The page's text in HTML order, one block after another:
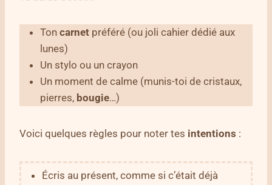
Ton carnet préféré (ou joli cahier dédié aux
lunes)
Un stylo ou un crayon
Un moment de calme (munis-toi de cristaux,
pierres, bougie…)
Voici quelques règles pour noter tes intentions :
Écris au présent, comme si c’était déjà